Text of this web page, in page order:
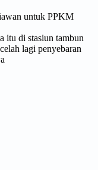
untuk PPKM
itu di stasiun tambun
lagi penyebaran